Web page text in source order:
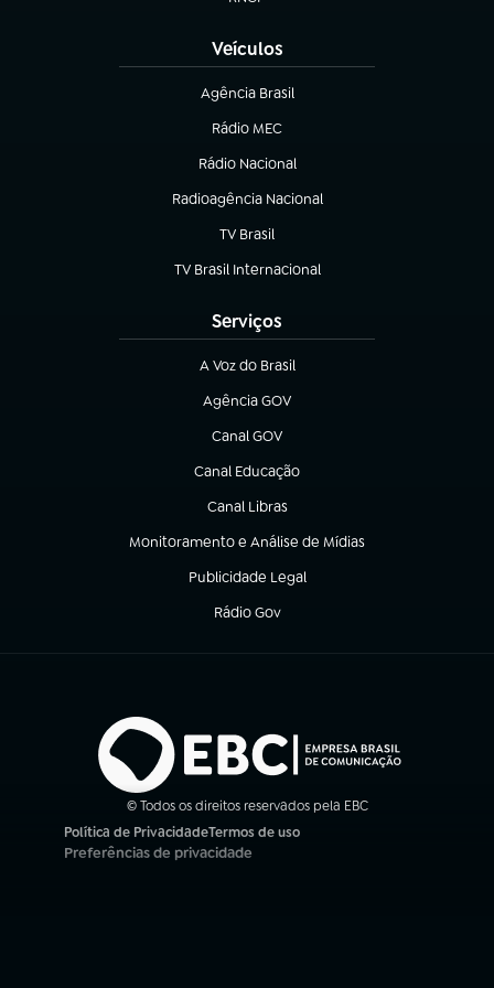
Veículos
Agência Brasil
(abre em nova aba)
Rádio MEC
Rádio Nacional
(abre em nova aba)
Radioagência Nacional
(abre em nova aba)
TV Brasil
(abre em nova aba)
TV Brasil Internacional
(abre em nova aba)
Serviços
A Voz do Brasil
(abre em nova aba)
Agência GOV
(abre em nova aba)
Canal GOV
(abre em nova aba)
Canal Educação
(abre em nova aba)
Canal Libras
(abre em nova aba)
Monitoramento e Análise de Mídias
(abre em nova aba)
Publicidade Legal
(abre em nova aba)
Rádio Gov
(abre em nova aba)
© Todos os direitos reservados pela EBC
Política de Privacidade
(abre em nova aba)
Termos de uso
(abre em nova aba)
Preferências de privacidade